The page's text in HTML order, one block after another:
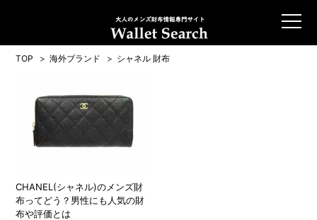
TOP 海外ブランド シャネル 財布
CHANEL(シャネル)のメンズ財
布ってどう？男性にも人気の財
布や評価とは